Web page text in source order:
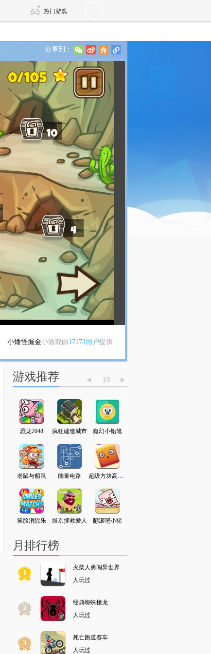
热门游戏
剑网3旗舰版 新天龙八部
诛仙世界 仙剑世界
分享到： w t z l
小矮怪掘金小游戏由17173用户提供
游戏推荐 1/3
恐龙2048 疯狂建造城市 魔幻小铅笔
老鼠与貂鼠 能量电路 超级方块高高叠
笑脸消除乐 维京拯救爱人 翻滚吧小猪
月排行榜
1
火柴人勇闯异世界
人玩过
2
经典蜘蛛接龙
人玩过
3
死亡跑道赛车
人玩过